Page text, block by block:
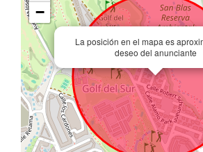
La posición en el mapa es
deseo del anunciante
−